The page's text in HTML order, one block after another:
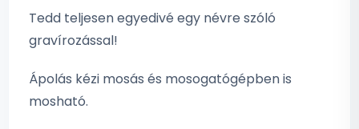
Tedd teljesen egyedivé egy névre szóló
gravírozással!
Ápolás kézi mosás és mosogatógépben is
mosható.